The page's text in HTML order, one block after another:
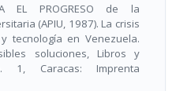
EL PROGRESO de la
(APIU, 1987). La crisis
tecnología en Venezuela.
soluciones, Libros y
1, Caracas: Imprenta